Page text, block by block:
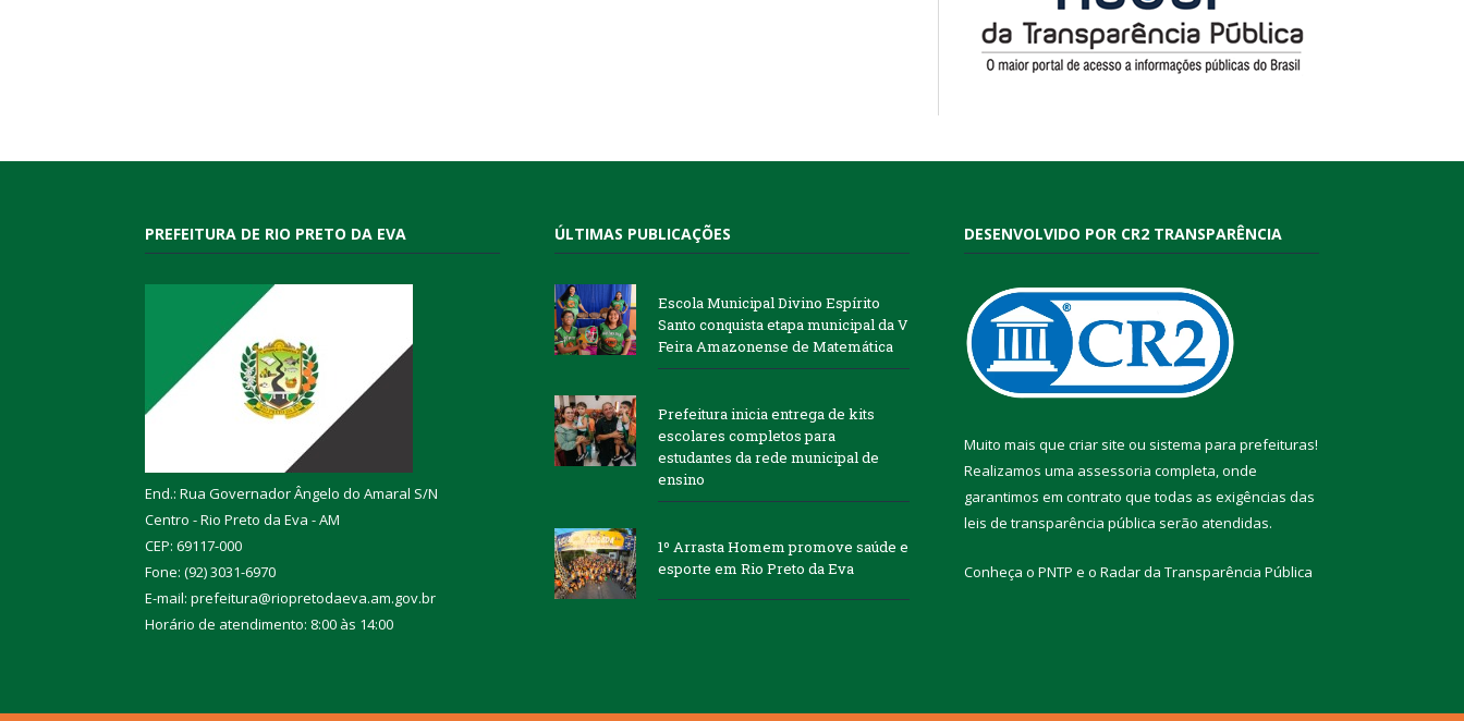
PREFEITURA DE RIO PRETO DA EVA
End.: Rua Governador Ângelo do Amaral S/N
Centro - Rio Preto da Eva - AM
CEP: 69117-000
Fone: (92) 3031-6970
E-mail: prefeitura@riopretodaeva.am.gov.br
Horário de atendimento: 8:00 às 14:00
ÚLTIMAS PUBLICAÇÕES
Escola Municipal Divino Espírito
Santo conquista etapa municipal da V
Feira Amazonense de Matemática
Prefeitura inicia entrega de kits
escolares completos para
estudantes da rede municipal de
ensino
1º Arrasta Homem promove saúde e
esporte em Rio Preto da Eva
DESENVOLVIDO POR CR2 TRANSPARÊNCIA
Muito mais que criar site ou sistema para prefeituras!
Realizamos uma assessoria completa, onde
garantimos em contrato que todas as exigências das
leis de transparência pública serão atendidas.
Conheça o PNTP e o Radar da Transparência Pública